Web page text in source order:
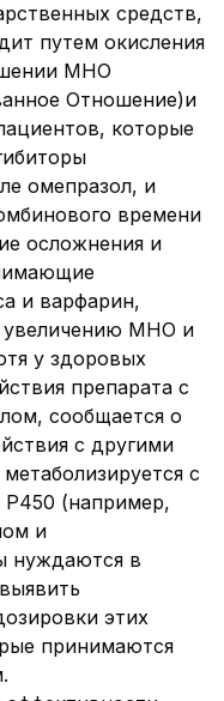
средств,
путем окисления
МНО
Отношение)и
которые
омепразол, и
времени
осложнения и
и варфарин,
увеличению МНО и
у здоровых
препарата с
сообщается о
с другими
с
Р450 (например,
и
нуждаются в
этих
принимаются